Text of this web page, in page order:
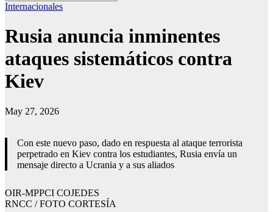
Internacionales
Rusia anuncia inminentes
ataques sistemáticos contra
Kiev
May 27, 2026
Con este nuevo paso, dado en respuesta al ataque terrorista
perpetrado en Kiev contra los estudiantes, Rusia envía un
mensaje directo a Ucrania y a sus aliados
OIR-MPPCI COJEDES
RNCC / FOTO CORTESÍA